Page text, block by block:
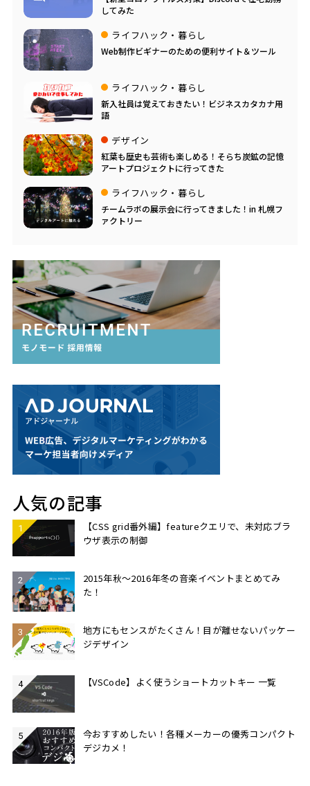
してみた
ライフハック・暮らし
Web制作ビギナーのための便利サイト＆ツール
ライフハック・暮らし
新入社員は覚えておきたい！ビジネスカタカナ用
語
デザイン
紅葉も歴史も芸術も楽しめる！そらち炭鉱の記憶
アートプロジェクトに行ってきた
ライフハック・暮らし
チームラボの展示会に行ってきました！in 札幌フ
ァクトリー
人気の記事
【CSS grid番外編】featureクエリで、未対応ブラ
ウザ表示の制御
2015年秋〜2016年冬の音楽イベントまとめてみ
た！
地方にもセンスがたくさん！目が離せないパッケー
ジデザイン
【VSCode】よく使うショートカットキー 一覧
今おすすめしたい！各種メーカーの優秀コンパクト
デジカメ！